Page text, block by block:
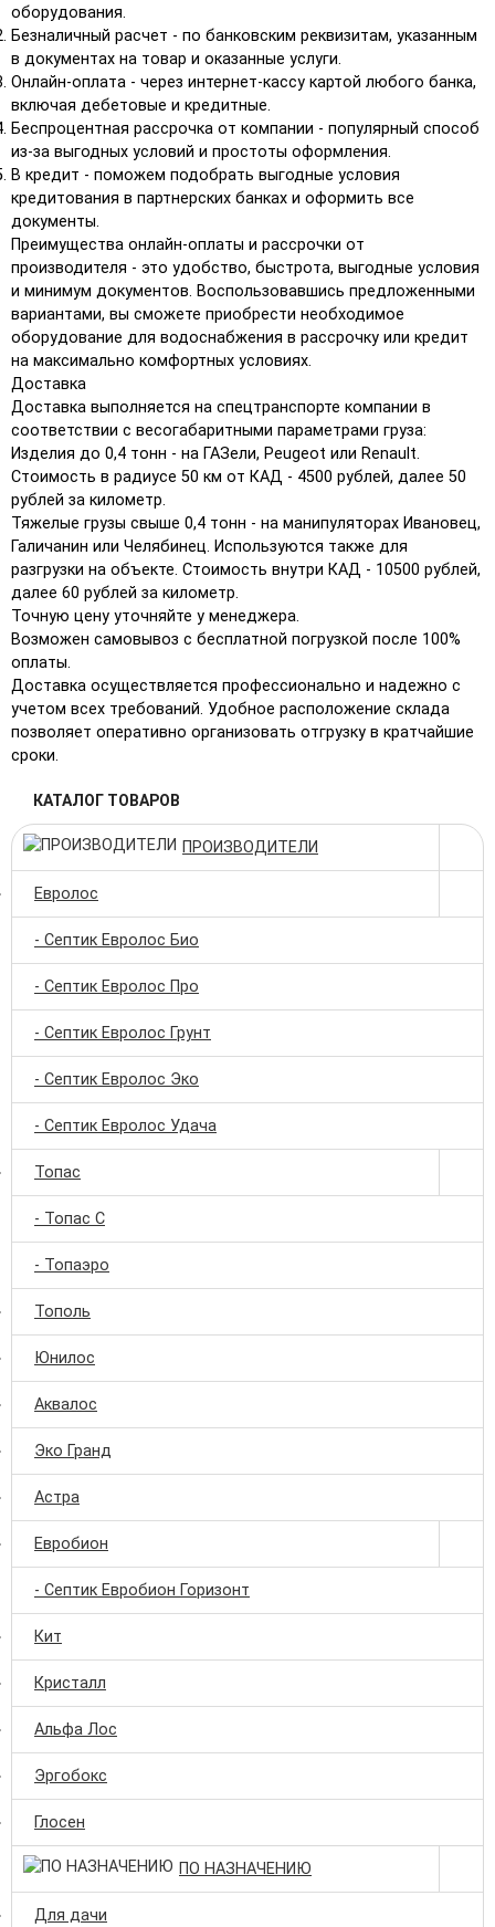
оборудования.
Безналичный расчет - по банковским реквизитам, указанным
в документах на товар и оказанные услуги.
Онлайн-оплата - через интернет-кассу картой любого банка,
включая дебетовые и кредитные.
Беспроцентная рассрочка от компании - популярный способ
из-за выгодных условий и простоты оформления.
В кредит - поможем подобрать выгодные условия
кредитования в партнерских банках и оформить все
документы.
Преимущества онлайн-оплаты и рассрочки от
производителя - это удобство, быстрота, выгодные условия
и минимум документов. Воспользовавшись предложенными
вариантами, вы сможете приобрести необходимое
оборудование для водоснабжения в рассрочку или кредит
на максимально комфортных условиях.
Доставка
Доставка выполняется на спецтранспорте компании в
соответствии с весогабаритными параметрами груза:
Изделия до 0,4 тонн - на ГАЗели, Peugeot или Renault.
Стоимость в радиусе 50 км от КАД - 4500 рублей, далее 50
рублей за километр.
Тяжелые грузы свыше 0,4 тонн - на манипуляторах Ивановец,
Галичанин или Челябинец. Используются также для
разгрузки на объекте. Стоимость внутри КАД - 10500 рублей,
далее 60 рублей за километр.
Точную цену уточняйте у менеджера.
Возможен самовывоз с бесплатной погрузкой после 100%
оплаты.
Доставка осуществляется профессионально и надежно с
учетом всех требований. Удобное расположение склада
позволяет оперативно организовать отгрузку в кратчайшие
сроки.
КАТАЛОГ ТОВАРОВ
ПРОИЗВОДИТЕЛИ
Евролос
- Септик Евролос Био
- Септик Евролос Про
- Септик Евролос Грунт
- Септик Евролос Эко
- Септик Евролос Удача
Топас
- Топас С
- Топаэро
Тополь
Юнилос
Аквалос
Эко Гранд
Астра
Евробион
- Септик Евробион Горизонт
Кит
Кристалл
Альфа Лос
Эргобокс
Глосен
ПО НАЗНАЧЕНИЮ
Для дачи